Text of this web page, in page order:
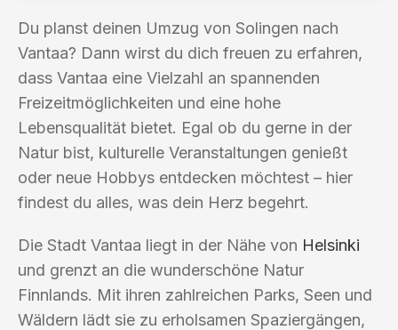
Du planst deinen Umzug von Solingen nach
Vantaa? Dann wirst du dich freuen zu erfahren,
dass Vantaa eine Vielzahl an spannenden
Freizeitmöglichkeiten und eine hohe
Lebensqualität bietet. Egal ob du gerne in der
Natur bist, kulturelle Veranstaltungen genießt
oder neue Hobbys entdecken möchtest – hier
findest du alles, was dein Herz begehrt.
Die Stadt Vantaa liegt in der Nähe von Helsinki
und grenzt an die wunderschöne Natur
Finnlands. Mit ihren zahlreichen Parks, Seen und
Wäldern lädt sie zu erholsamen Spaziergängen,